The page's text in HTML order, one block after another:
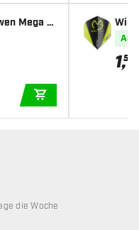
Mega S
Auf
1,50
nicht verfügbar
die Woche